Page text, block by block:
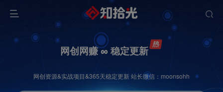
网创网赚 ∞ 稳定更新
网创资源&实战项目&365天稳定更新 站长微信：moonsohh